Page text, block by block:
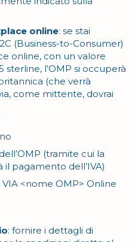
online: se stai
(Business-to-Consumer)
online, con un valore
sterline, l’OMP si occuperà
(che verrà
come mittente, dovrai
(tramite cui la
pagamento dell’IVA)
VIA <nome OMP> Online
: fornire i dettagli di